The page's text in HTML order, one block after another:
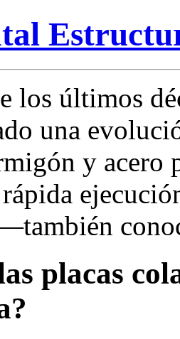
los últimos
una
y acero
placas